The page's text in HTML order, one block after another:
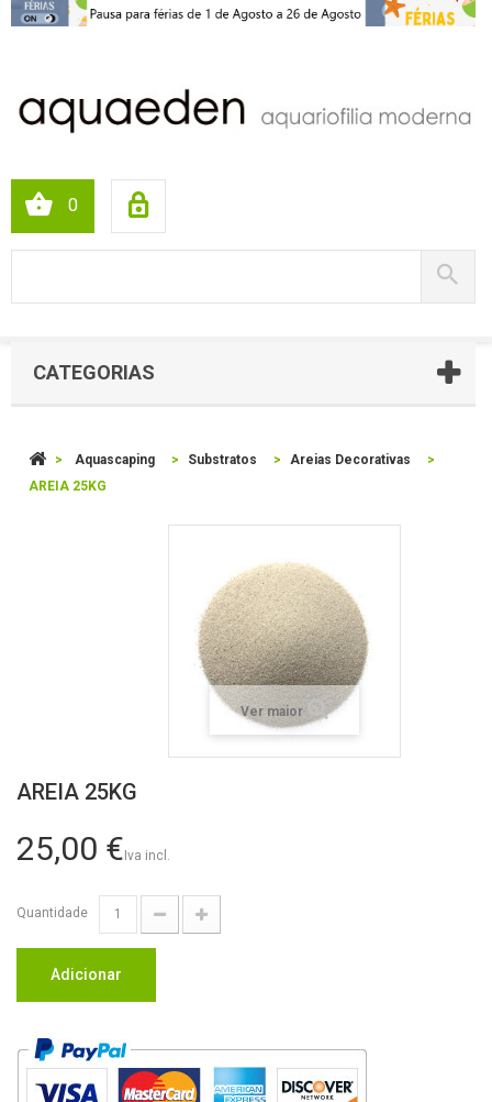
0
CATEGORIAS
> Aquascaping > Substratos > Areias Decorativas
>
AREIA 25KG
Ver maior
AREIA 25KG
25,00 €Iva incl.
Quantidade
Adicionar